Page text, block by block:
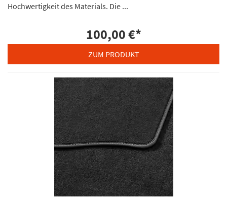
Hochwertigkeit des Materials. Die ...
100,00 €*
ZUM PRODUKT